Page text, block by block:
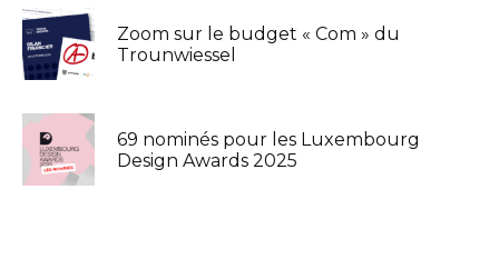
Zoom sur le budget « Com » du
Trounwiessel
69 nominés pour les Luxembourg
Design Awards 2025